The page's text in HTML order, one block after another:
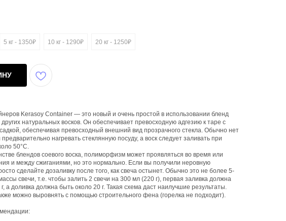
5 кг - 1350₽ 10 кг - 1290₽ 20 кг - 1250₽
Kerasoy Container — это новый и очень простой в использовании бленд
других натуральных восков. Он обеспечивает превосходную адгезию к таре с
обеспечивая превосходный внешний вид прозрачного стекла. Обычно нет
нагревать стеклянную посуду, а воск следует заливать при
50°С.
блендов соевого воска, полиморфизм может проявляться во время или
и между сжиганиями, но это нормально. Если вы получили неровную
сделайте дозаливку после того, как свеча остынет. Обычно это не более 5-
свечи, т.е. чтобы залить 2 свечи на 300 мл (220 г), первая заливка должна
а доливка должна быть около 20 г. Такая схема даст наилучшие результаты.
можно выровнять с помощью строительного фена (горелка не подходит).